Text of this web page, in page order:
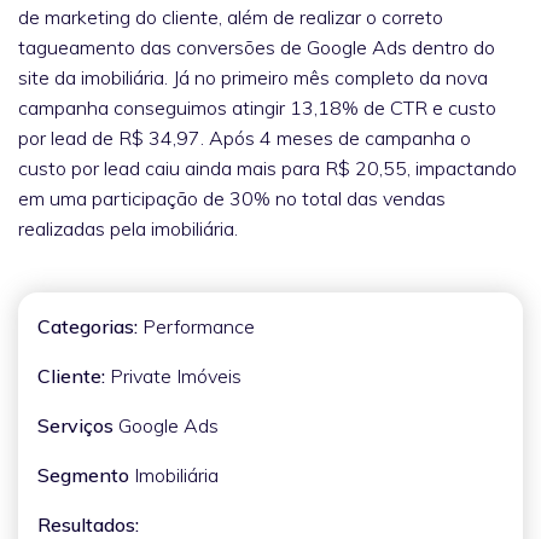
de marketing do cliente, além de realizar o correto
tagueamento das conversões de Google Ads dentro do
site da imobiliária. Já no primeiro mês completo da nova
campanha conseguimos atingir 13,18% de CTR e custo
por lead de R$ 34,97. Após 4 meses de campanha o
custo por lead caiu ainda mais para R$ 20,55, impactando
em uma participação de 30% no total das vendas
realizadas pela imobiliária.
Categorias: Performance
Cliente: Private Imóveis
Serviços Google Ads
Segmento Imobiliária
Resultados: